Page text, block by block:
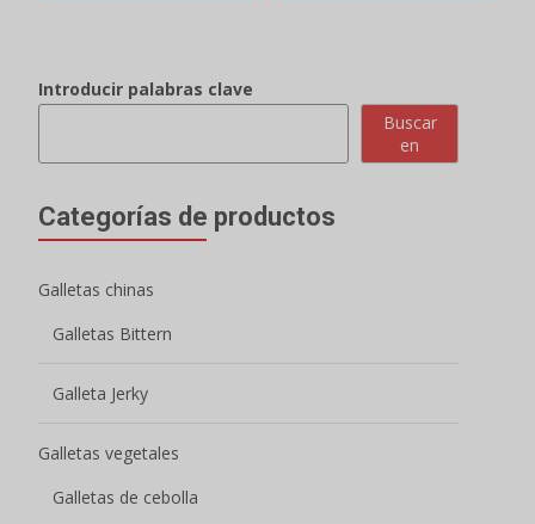
Introducir palabras clave
Buscar
en
Categorías de productos
Galletas chinas
Galletas Bittern
Galleta Jerky
Galletas vegetales
Galletas de cebolla